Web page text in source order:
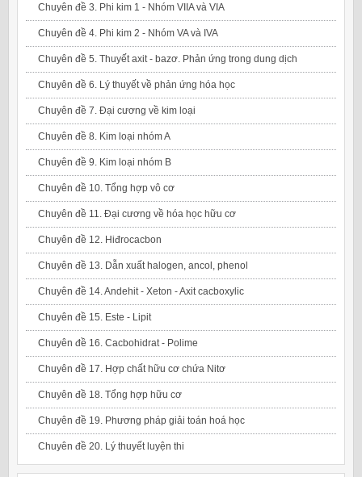
Chuyên đề 3. Phi kim 1 - Nhóm VIIA và VIA
Chuyên đề 4. Phi kim 2 - Nhóm VA và IVA
Chuyên đề 5. Thuyết axit - bazơ. Phản ứng trong dung dịch
Chuyên đề 6. Lý thuyết về phản ứng hóa học
Chuyên đề 7. Đại cương về kim loại
Chuyên đề 8. Kim loại nhóm A
Chuyên đề 9. Kim loại nhóm B
Chuyên đề 10. Tổng hợp vô cơ
Chuyên đề 11. Đại cương về hóa học hữu cơ
Chuyên đề 12. Hiđrocacbon
Chuyên đề 13. Dẫn xuất halogen, ancol, phenol
Chuyên đề 14. Andehit - Xeton - Axit cacboxylic
Chuyên đề 15. Este - Lipit
Chuyên đề 16. Cacbohidrat - Polime
Chuyên đề 17. Hợp chất hữu cơ chứa Nitơ
Chuyên đề 18. Tổng hợp hữu cơ
Chuyên đề 19. Phương pháp giải toán hoá học
Chuyên đề 20. Lý thuyết luyện thi